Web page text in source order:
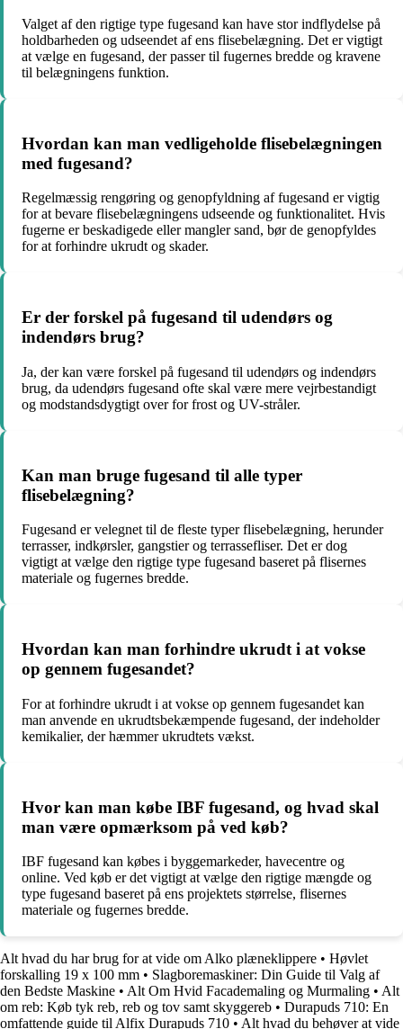
Valget af den rigtige type fugesand kan have stor indflydelse på
holdbarheden og udseendet af ens flisebelægning. Det er vigtigt
at vælge en fugesand, der passer til fugernes bredde og kravene
til belægningens funktion.
Hvordan kan man vedligeholde flisebelægningen
med fugesand?
Regelmæssig rengøring og genopfyldning af fugesand er vigtig
for at bevare flisebelægningens udseende og funktionalitet. Hvis
fugerne er beskadigede eller mangler sand, bør de genopfyldes
for at forhindre ukrudt og skader.
Er der forskel på fugesand til udendørs og
indendørs brug?
Ja, der kan være forskel på fugesand til udendørs og indendørs
brug, da udendørs fugesand ofte skal være mere vejrbestandigt
og modstandsdygtigt over for frost og UV-stråler.
Kan man bruge fugesand til alle typer
flisebelægning?
Fugesand er velegnet til de fleste typer flisebelægning, herunder
terrasser, indkørsler, gangstier og terrassefliser. Det er dog
vigtigt at vælge den rigtige type fugesand baseret på flisernes
materiale og fugernes bredde.
Hvordan kan man forhindre ukrudt i at vokse
op gennem fugesandet?
For at forhindre ukrudt i at vokse op gennem fugesandet kan
man anvende en ukrudtsbekæmpende fugesand, der indeholder
kemikalier, der hæmmer ukrudtets vækst.
Hvor kan man købe IBF fugesand, og hvad skal
man være opmærksom på ved køb?
IBF fugesand kan købes i byggemarkeder, havecentre og
online. Ved køb er det vigtigt at vælge den rigtige mængde og
type fugesand baseret på ens projektets størrelse, flisernes
materiale og fugernes bredde.
Alt hvad du har brug for at vide om Alko plæneklippere • Høvlet
forskalling 19 x 100 mm • Slagboremaskiner: Din Guide til Valg af
den Bedste Maskine • Alt Om Hvid Facademaling og Murmaling • Alt
om reb: Køb tyk reb, reb og tov samt skyggereb • Durapuds 710: En
omfattende guide til Alfix Durapuds 710 • Alt hvad du behøver at vide